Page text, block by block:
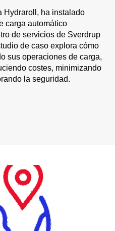
Hydraroll, ha instalado
carga automático
de servicios de Sverdrup
de caso explora cómo
sus operaciones de carga,
costes, minimizando
la seguridad.